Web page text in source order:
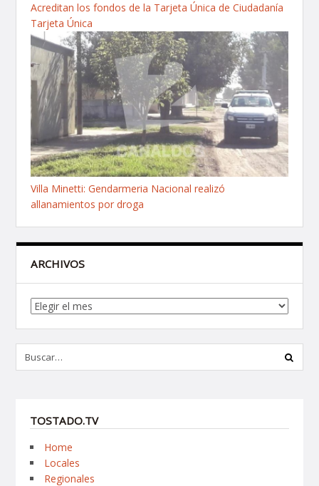
Acreditan los fondos de la Tarjeta Única de Ciudadanía
Tarjeta Única
Villa Minetti: Gendarmeria Nacional realizó
allanamientos por droga
ARCHIVOS
Archivos
TOSTADO.TV
Home
Locales
Regionales